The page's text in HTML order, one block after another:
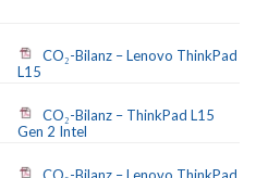
CO₂-Bilanz – Lenovo ThinkPad
L15
CO₂-Bilanz – ThinkPad L15
Gen 2 Intel